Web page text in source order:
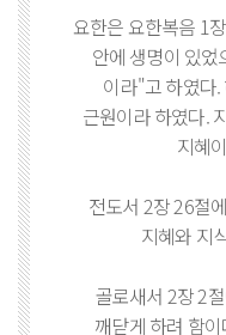
요한은 요한복음 1
안에 생명이 있
이라"고 하였다
근원이라 하였다.
지혜
전도서 2장 26절
지혜와 지
골로새서 2장 2
깨닫게 하려 함